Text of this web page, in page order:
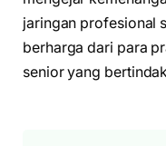
jaringan profesional
berharga dari para
senior yang